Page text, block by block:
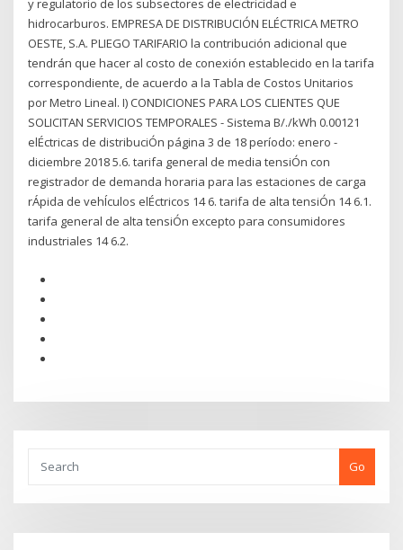
y regulatorio de los subsectores de electricidad e
hidrocarburos. EMPRESA DE DISTRIBUCIÓN ELÉCTRICA METRO
OESTE, S.A. PLIEGO TARIFARIO la contribución adicional que
tendrán que hacer al costo de conexión establecido en la tarifa
correspondiente, de acuerdo a la Tabla de Costos Unitarios
por Metro Lineal. I) CONDICIONES PARA LOS CLIENTES QUE
SOLICITAN SERVICIOS TEMPORALES - Sistema B/./kWh 0.00121
elÉctricas de distribuciÓn página 3 de 18 período: enero -
diciembre 2018 5.6. tarifa general de media tensiÓn con
registrador de demanda horaria para las estaciones de carga
rÁpida de vehÍculos elÉctricos 14 6. tarifa de alta tensiÓn 14 6.1.
tarifa general de alta tensiÓn excepto para consumidores
industriales 14 6.2.
Go